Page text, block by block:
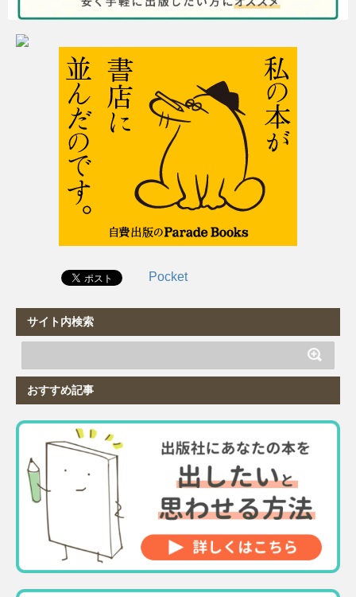
Pocket
サイト内検索
おすすめ記事